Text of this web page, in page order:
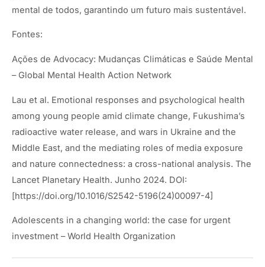
mental de todos, garantindo um futuro mais sustentável.
Fontes:
Ações de Advocacy: Mudanças Climáticas e Saúde Mental
– Global Mental Health Action Network
Lau et al. Emotional responses and psychological health
among young people amid climate change, Fukushima’s
radioactive water release, and wars in Ukraine and the
Middle East, and the mediating roles of media exposure
and nature connectedness: a cross-national analysis. The
Lancet Planetary Health. Junho 2024. DOI:
[https://doi.org/10.1016/S2542-5196(24)00097-4]
Adolescents in a changing world: the case for urgent
investment – World Health Organization